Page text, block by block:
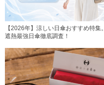
【2026年】涼しい日傘おすすめ特集。
遮熱最強日傘徹底調査！